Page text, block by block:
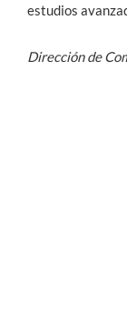
estudios
Dirección de